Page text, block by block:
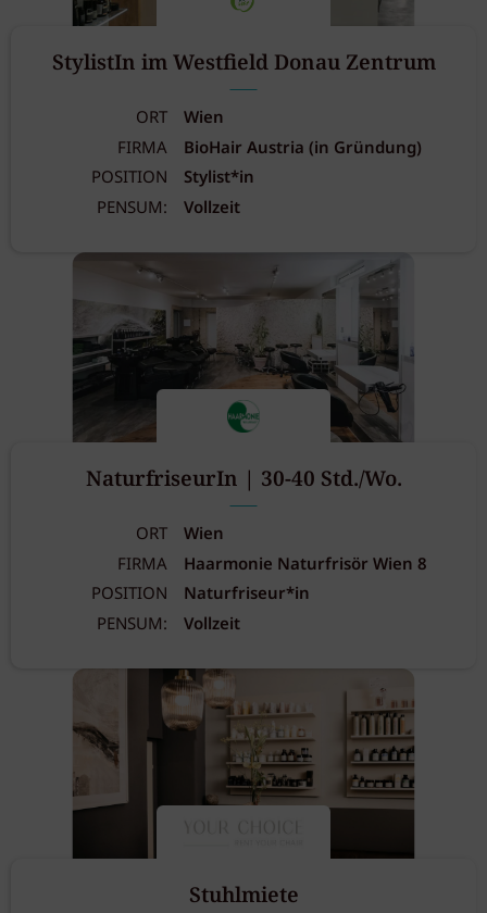
StylistIn im Westfield Donau Zentrum
ORT
Wien
FIRMA
BioHair Austria (in Gründung)
POSITION
Stylist*in
PENSUM:
Vollzeit
NaturfriseurIn | 30-40 Std./Wo.
ORT
Wien
FIRMA
Haarmonie Naturfrisör Wien 8
POSITION
Naturfriseur*in
PENSUM:
Vollzeit
Stuhlmiete